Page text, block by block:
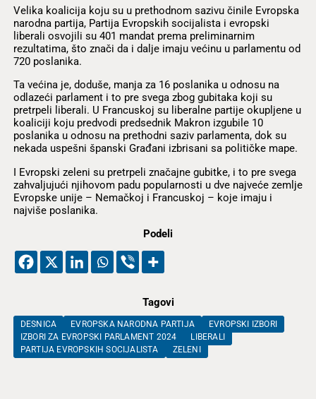
Velika koalicija koju su u prethodnom sazivu činile Evropska
narodna partija, Partija Evropskih socijalista i evropski
liberali osvojili su 401 mandat prema preliminarnim
rezultatima, što znači da i dalje imaju većinu u parlamentu od
720 poslanika.
Ta većina je, doduše, manja za 16 poslanika u odnosu na
odlazeći parlament i to pre svega zbog gubitaka koji su
pretrpeli liberali. U Francuskoj su liberalne partije okupljene u
koaliciji koju predvodi predsednik Makron izgubile 10
poslanika u odnosu na prethodni saziv parlamenta, dok su
nekada uspešni španski Građani izbrisani sa političke mape.
I Evropski zeleni su pretrpeli značajne gubitke, i to pre svega
zahvaljujući njihovom padu popularnosti u dve najveće zemlje
Evropske unije – Nemačkoj i Francuskoj – koje imaju i
najviše poslanika.
Podeli
Tagovi
DESNICA EVROPSKA NARODNA PARTIJA
EVROPSKI IZBORI
IZBORI ZA EVROPSKI PARLAMENT 2024
LIBERALI
PARTIJA EVROPSKIH SOCIJALISTA
ZELENI